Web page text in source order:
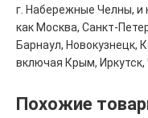
г. Набережные Челны, и
как Москва, Санкт-
Барнаул, Новокузнецк,
включая Крым,
Похожие